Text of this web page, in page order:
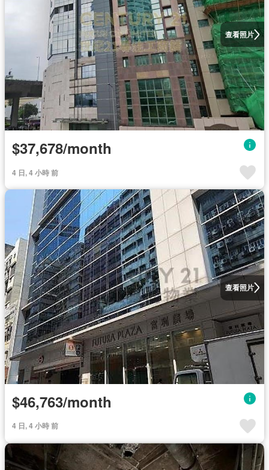
查看照片
$37,678/month
4 日, 4 小時 前
查看照片
$46,763/month
4 日, 4 小時 前